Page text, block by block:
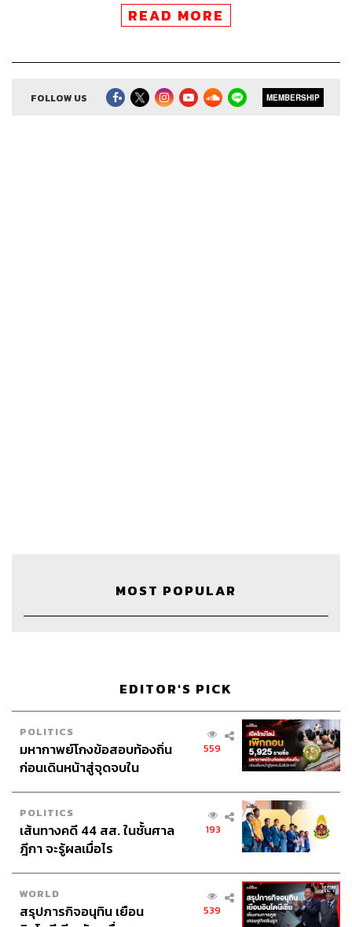
ติดตามต่อในตอนที่ 2: พวกเราล้วนอคติ ด่วนสรุป และมั่นใจ
สูญเสีย ได้ที่ The Secret Sauce เร็วๆ นี้
Credits
Show Creator นครินทร์ วนกิจไพบูลย์
Show Producer ปวริศา ตั้งตุลานนท์
Creative ภัทร จารุอริยานนท์
Video Editor วุฒิชัย ถิระบัญชาศักดิ์
Sound Designer & Engineer กฤตพล จียะเกียรติ
Sound Recording Engineer ขจีพรรณ วิจิตรรัตน์
Assistant อสุมิ สุกี้คาวะ
READ MORE
FOLLOW US MEMBERSHIP
MOST POPULAR
EDITOR'S PICK
POLITICS
มหากาพย์โกงข้อสอบท้องถิ่น
ก่อนเดินหน้าสู่จุดจบใน
559
POLITICS
เส้นทางคดี 44 สส. ในชั้นศาล
ฎีกา จะรู้ผลเมื่อไร
193
WORLD
สรุปภารกิจอนุทิน เยือน
539